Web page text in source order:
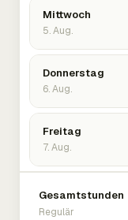
Mittwoch
5. Aug.
Donnerstag
6. Aug.
Freitag
7. Aug.
Gesamtstunden
Regulär